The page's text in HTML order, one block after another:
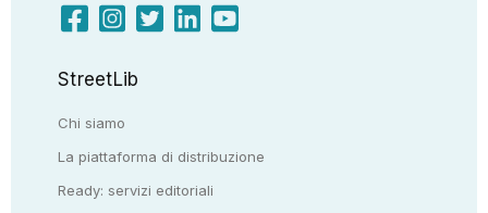
StreetLib
Chi siamo
La piattaforma di distribuzione
Ready: servizi editoriali